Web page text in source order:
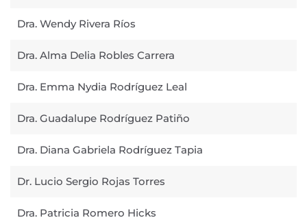
Dra. Wendy Rivera Ríos
Dra. Alma Delia Robles Carrera
Dra. Emma Nydia Rodríguez Leal
Dra. Guadalupe Rodríguez Patiño
Dra. Diana Gabriela Rodríguez Tapia
Dr. Lucio Sergio Rojas Torres
Dra. Patricia Romero Hicks